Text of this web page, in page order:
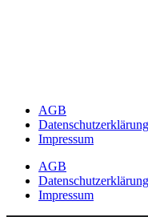
AGB
Datenschutzerklärung
Impressum
AGB
Datenschutzerklärung
Impressum